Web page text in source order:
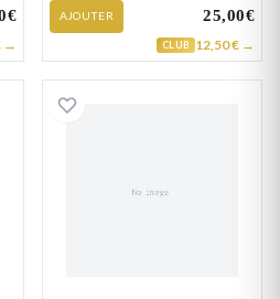
→
AJOUTER 25,00€
CLUB 12,50 € →
Or Italie